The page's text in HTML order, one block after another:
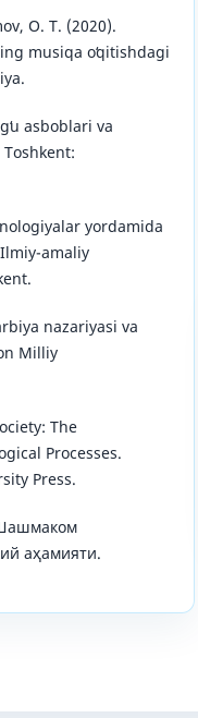
O. T. (2020).
musiqa oʻqitishdagi
asboblari va
yordamida
amaliy
nazariyasi va
Milliy
The
Processes.
Press.
аҳамияти.